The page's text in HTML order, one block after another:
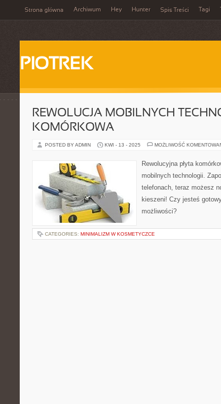
Strona główna Archiwum Hey Hunter Spis Treści Tagi
PIOTREK
REWOLUCJA MOBILNYCH
KOMÓRKOWA
POSTED BY ADMIN KWI - 13 - 2025 MOŻLIWOŚĆ
Rewolucyjna płyta
mobilnych technologii.
telefonach, teraz możesz
kieszeni! Czy jesteś
możliwości?
CATEGORIES: MINIMALIZM W KOSMETYCZCE